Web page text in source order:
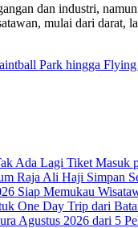
dan industri,
mulai dari darat,
Park hingga
Ada Lagi Tiket Masuk
Raja Ali Haji Simpan
Siap Memukau
One Day Trip dari
Agustus 2026 dari 5